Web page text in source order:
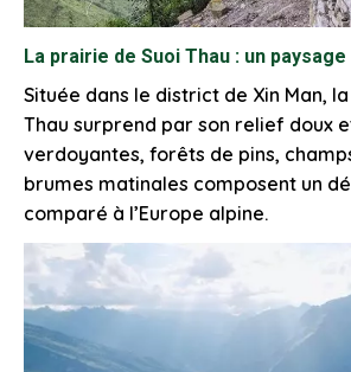
La prairie de Suoi Thau : un
Située dans le district de Xin Man,
Thau surprend par son relief doux
verdoyantes, forêts de pins,
brumes matinales composent un
comparé à l’Europe alpine.